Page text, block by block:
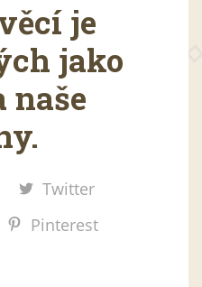
je
jako
naše
Twitter
Pinterest